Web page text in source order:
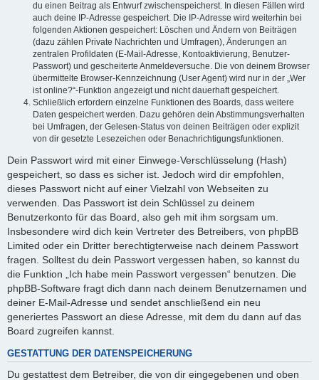
du einen Beitrag als Entwurf zwischenspeicherst. In diesen Fällen wird
auch deine IP-Adresse gespeichert. Die IP-Adresse wird weiterhin bei
folgenden Aktionen gespeichert: Löschen und Ändern von Beiträgen
(dazu zählen Private Nachrichten und Umfragen), Änderungen an
zentralen Profildaten (E-Mail-Adresse, Kontoaktivierung, Benutzer-
Passwort) und gescheiterte Anmeldeversuche. Die von deinem Browser
übermittelte Browser-Kennzeichnung (User Agent) wird nur in der „Wer
ist online?“-Funktion angezeigt und nicht dauerhaft gespeichert.
Schließlich erfordern einzelne Funktionen des Boards, dass weitere
Daten gespeichert werden. Dazu gehören dein Abstimmungsverhalten
bei Umfragen, der Gelesen-Status von deinen Beiträgen oder explizit
von dir gesetzte Lesezeichen oder Benachrichtigungsfunktionen.
Dein Passwort wird mit einer Einwege-Verschlüsselung (Hash)
gespeichert, so dass es sicher ist. Jedoch wird dir empfohlen,
dieses Passwort nicht auf einer Vielzahl von Webseiten zu
verwenden. Das Passwort ist dein Schlüssel zu deinem
Benutzerkonto für das Board, also geh mit ihm sorgsam um.
Insbesondere wird dich kein Vertreter des Betreibers, von phpBB
Limited oder ein Dritter berechtigterweise nach deinem Passwort
fragen. Solltest du dein Passwort vergessen haben, so kannst du
die Funktion „Ich habe mein Passwort vergessen“ benutzen. Die
phpBB-Software fragt dich dann nach deinem Benutzernamen und
deiner E-Mail-Adresse und sendet anschließend ein neu
generiertes Passwort an diese Adresse, mit dem du dann auf das
Board zugreifen kannst.
GESTATTUNG DER DATENSPEICHERUNG
Du gestattest dem Betreiber, die von dir eingegebenen und oben